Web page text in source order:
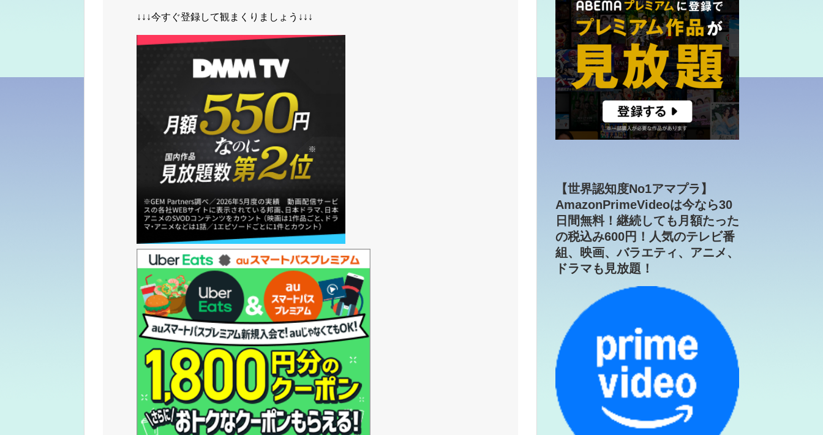
↓↓↓今すぐ登録して観まくりましょう↓↓↓
【世界認知度No1アマプラ】
AmazonPrimeVideoは今なら30
日間無料！継続しても月額たった
の税込み600円！人気のテレビ番
組、映画、バラエティ、アニメ、
ドラマも見放題！